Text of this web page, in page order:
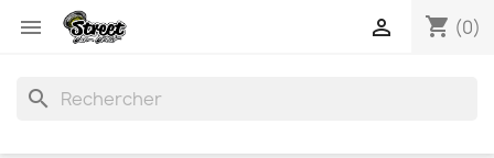
 shopping_cart (0)

search